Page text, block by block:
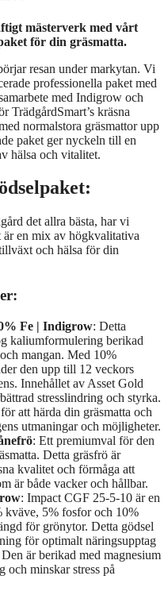
mästerverk med vårt
för din gräsmatta.
resan under markytan. Vi
professionella paket med
med Indigrow och
TrädgårdSmart’s kräsna
normalstora gräsmattor upp
paket ger nyckeln till en
hälsa och vitalitet.
det allra bästa, har vi
är en mix av högkvalitativa
och hälsa för din
Fe | Indigrow: Detta
kaliumformulering berikad
mangan. Med 10%
den upp till 12 veckors
Innehållet av Asset Gold
stresslindring och styrka.
att härda din gräsmatta och
utmaningar och möjligheter.
: Ett premiumval för den
Detta gräsfrö är
kvalitet och förmåga att
är både vacker och hållbar.
: Impact CGF 25-5-10 är en
kväve, 5% fosfor och 10%
för grönytor. Detta gödsel
för optimalt näringsupptag
är berikad med magnesium
och minskar stress på